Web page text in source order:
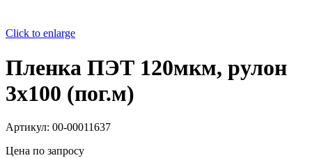
Click to enlarge
Пленка ПЭТ 120мкм, рулон
3х100 (пог.м)
Артикул: 00-00011637
Цена по запросу